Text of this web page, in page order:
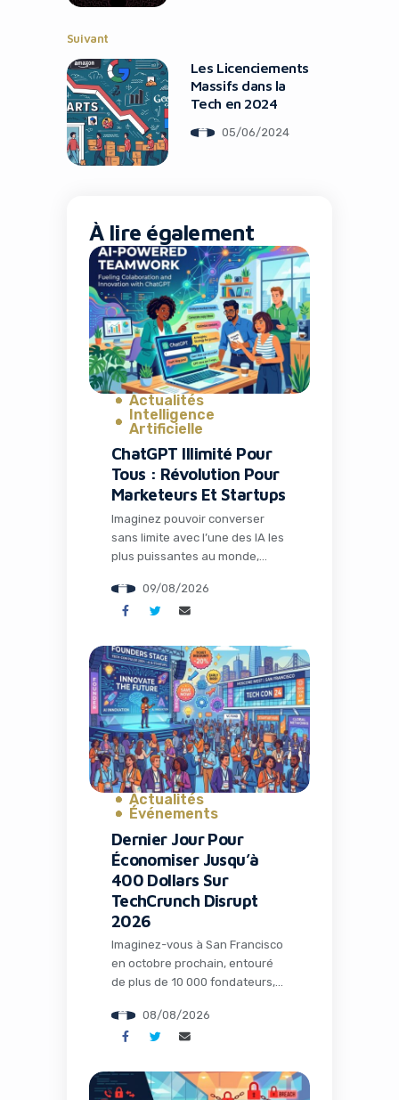
Suivant
Les Licenciements
Massifs dans la
Tech en 2024
05/06/2024
À lire également
Actualités
Intelligence
Artificielle
ChatGPT Illimité Pour
Tous : Révolution Pour
Marketeurs Et Startups
Imaginez pouvoir converser
sans limite avec l’une des IA les
plus puissantes au monde,
désormais une réalité grâce à
la dernière annonce d’OpenAI
l’intelligence artificielle. Pour les
professionnels du marketing,
les entrepreneurs et les
équipes de startups, cette
évolution représente bien plus
qu’une simple mise à […]
09/08/2026
Actualités
Événements
Dernier Jour Pour
Économiser Jusqu’à
400 Dollars Sur
TechCrunch Disrupt
2026
Imaginez-vous à San Francisco
en octobre prochain, entouré
de plus de 10 000 fondateurs,
technologiques, en train de
discuter des prochaines
façonneront l’économie
mondiale. C’est exactement ce
08/08/2026
Yes, I will turn off Ad-Blocker